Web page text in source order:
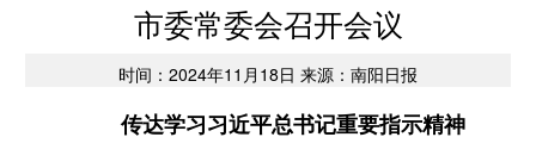
市委常委会召开会议
时间：2024年11月18日 来源：南阳日报
传达学习习近平总书记重要指示精神